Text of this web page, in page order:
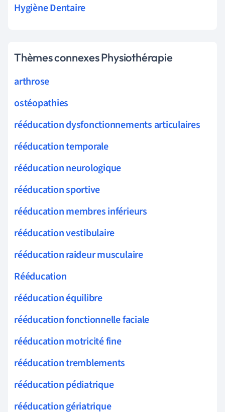
Hygiène Dentaire
Thèmes connexes Physiothérapie
arthrose
ostéopathies
rééducation dysfonctionnements articulaires
rééducation temporale
rééducation neurologique
rééducation sportive
rééducation membres inférieurs
rééducation vestibulaire
rééducation raideur musculaire
Rééducation
rééducation équilibre
rééducation fonctionnelle faciale
rééducation motricité fine
rééducation tremblements
rééducation pédiatrique
rééducation gériatrique